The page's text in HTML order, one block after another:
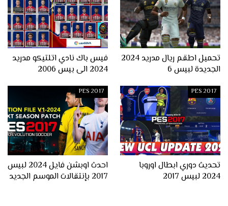
تحميل اطقم ريال مدريد 2024
الجديدة لبيس 6
فيس باك نادي اتلتيكو مدريد
2024 الى بيس 2006
PES 2017
تحديث دوري ابطال اوروبا
2024 لبيس 2017
PES 2017
احدث اوبشن فايل 2024 لبيس
2017 بإنتقالات الموسم الجديد